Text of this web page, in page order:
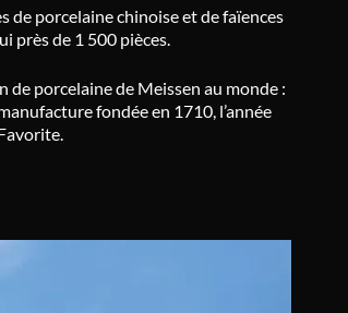
de porcelaine chinoise et de faïences
près de 1 500 pièces.
porcelaine de Meissen au monde :
fondée en 1710, l’année